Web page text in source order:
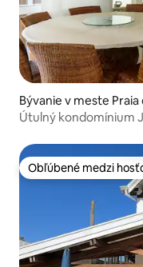
Bývanie v meste
Útulný kondomínium
Obľúbené medzi
Obľúbené medzi